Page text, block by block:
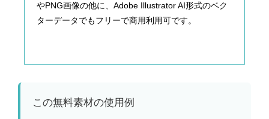
やPNG画像の他に、Adobe Illustrator AI形式のベク
ターデータでもフリーで商用利用可です。
この無料素材の使用例